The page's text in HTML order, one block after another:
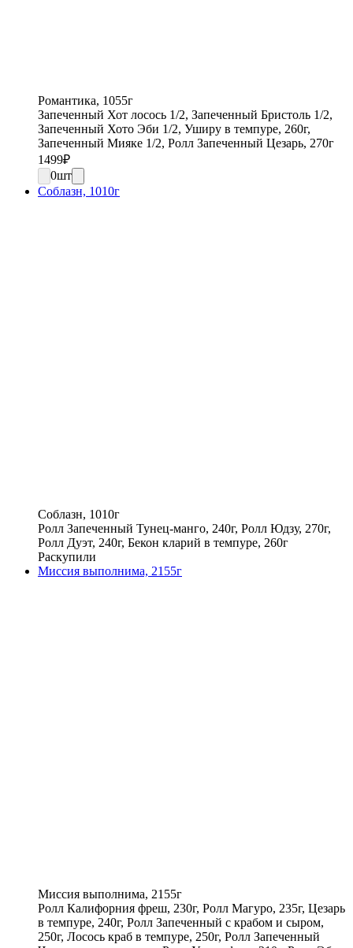
Романтика, 1055г
Запеченный Хот лосось 1/2, Запеченный Бристоль 1/2,
Запеченный Хото Эби 1/2, Уширу в темпуре, 260г,
Запеченный Мияке 1/2, Ролл Запеченный Цезарь, 270г
1499₽
0шт
Соблазн, 1010г
Соблазн, 1010г
Ролл Запеченный Тунец-манго, 240г, Ролл Юдзу, 270г,
Ролл Дуэт, 240г, Бекон кларий в темпуре, 260г
Раскупили
Миссия выполнима, 2155г
Миссия выполнима, 2155г
Ролл Калифорния фреш, 230г, Ролл Магуро, 235г, Цезарь
в темпуре, 240г, Ролл Запеченный с крабом и сыром,
250г, Лосось краб в темпуре, 250г, Ролл Запеченный